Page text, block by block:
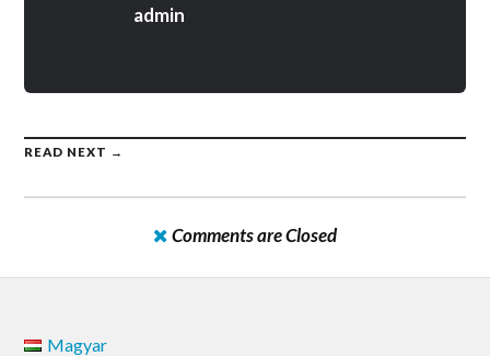
admin
READ NEXT →
Comments are Closed
Magyar